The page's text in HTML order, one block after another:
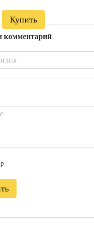
Купить
комментарий